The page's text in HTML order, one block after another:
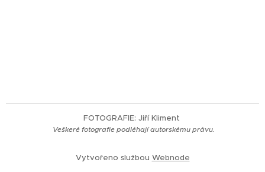
FOTOGRAFIE: Jiří Kliment
Veškeré fotografie podléhají autorskému právu.
Vytvořeno službou Webnode